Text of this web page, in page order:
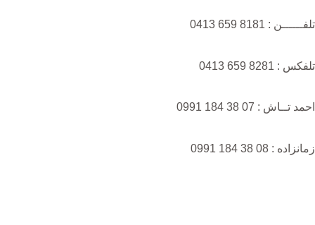
تلفــــــن : 8181 659 0413
تلفکس : 8281 659 0413
احمد تــاش : 07 38 184 0991
زمانزاده : 08 38 184 0991